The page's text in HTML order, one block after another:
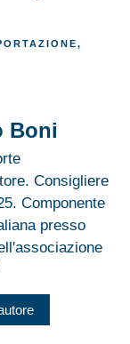
,
Boni
Consigliere
Componente
presso